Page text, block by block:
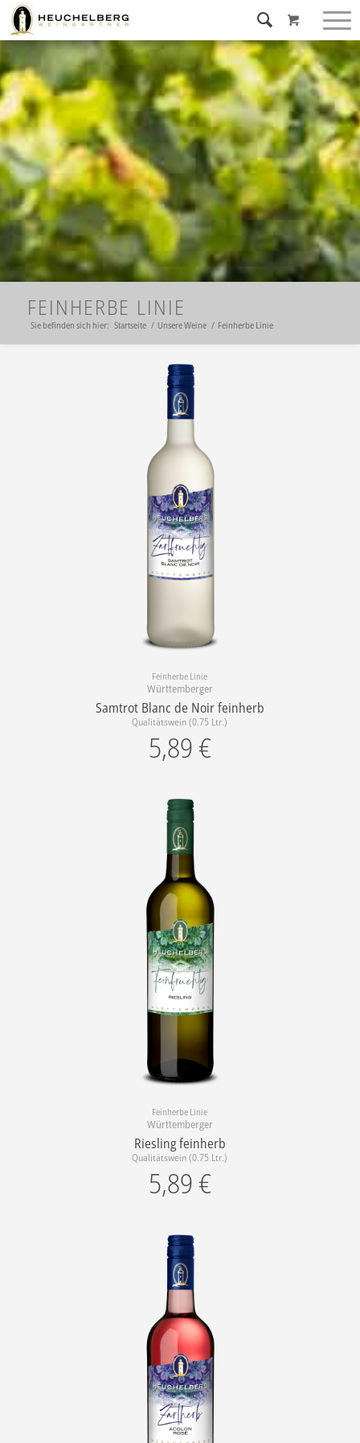
FEINHERBE LINIE
Sie befinden sich hier: Startseite / Unsere Weine / Feinherbe Linie
Feinherbe Linie
Württemberger
Samtrot Blanc de Noir feinherb
Qualitätswein (0.75 Ltr.)
5,89 €
Feinherbe Linie
Württemberger
Riesling feinherb
Qualitätswein (0.75 Ltr.)
5,89 €